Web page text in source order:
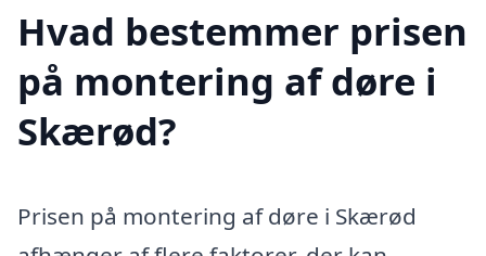
Hvad bestemmer prisen
på montering af døre i
Skærød?
Prisen på montering af døre i Skærød